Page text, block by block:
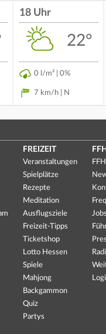
18 Uhr
22°
0 l/m² | 0%
7 km/h | N
FREIZEIT
Veranstaltungen
Spielplätze
Rezepte
Meditation
Ausflugsziele
Freizeit-Tipps
Ticketshop
Lotto Hessen
Spiele
Mahjong
Backgammon
Quiz
Partys
Jobs